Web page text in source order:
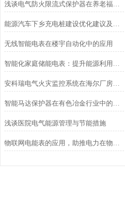
浅谈电气防火限流式保护器在养老福利单位的应用
能源汽车下乡充电桩建设优化建议及解决方案
无线智能电表在楼宇自动化中的应用
智能化家庭储能电表：提升能源利用效率的关键技术
安科瑞电气火灾监控系统在海尔厂房改扩建项目的设计与应用
智能马达保护器在有色冶金行业中的应用
浅谈医院电气能源管理与节能措施
物联网电能表的应用，助推电力在物联网上的建设